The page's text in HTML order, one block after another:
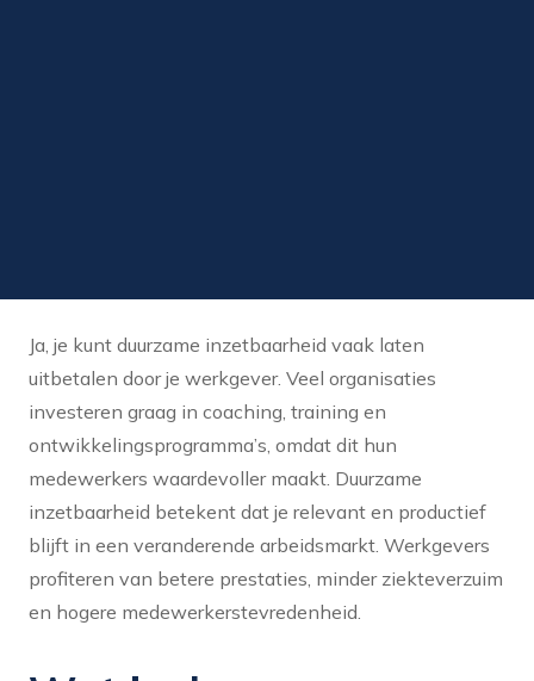
Ja, je kunt duurzame inzetbaarheid vaak laten
uitbetalen door je werkgever. Veel organisaties
investeren graag in coaching, training en
ontwikkelingsprogramma’s, omdat dit hun
medewerkers waardevoller maakt. Duurzame
inzetbaarheid betekent dat je relevant en productief
blijft in een veranderende arbeidsmarkt. Werkgevers
profiteren van betere prestaties, minder ziekteverzuim
en hogere medewerkerstevredenheid.